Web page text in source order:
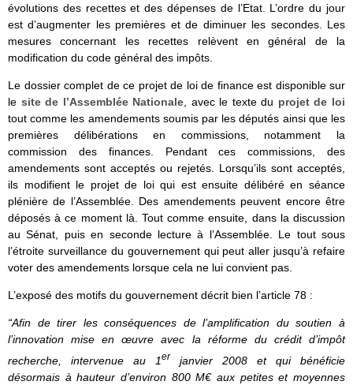
évolutions des recettes et des dépenses de l’Etat. L’ordre du jour
est d’augmenter les premières et de diminuer les secondes. Les
mesures concernant les recettes relèvent en général de la
modification du code général des impôts.
Le dossier complet de ce projet de loi de finance est disponible sur
le site de l’Assemblée Nationale , avec le texte du projet de loi
tout comme les amendements soumis par les députés ainsi que les
premières délibérations en commissions, notamment la
commission des finances. Pendant ces commissions, des
amendements sont acceptés ou rejetés. Lorsqu’ils sont acceptés,
ils modifient le projet de loi qui est ensuite délibéré en séance
plénière de l’Assemblée. Des amendements peuvent encore être
déposés à ce moment là. Tout comme ensuite, dans la discussion
au Sénat, puis en seconde lecture à l’Assemblée. Le tout sous
l’étroite surveillance du gouvernement qui peut aller jusqu’à refaire
voter des amendements lorsque cela ne lui convient pas.
L’exposé des motifs du gouvernement décrit bien l’article 78 :
“Afin de tirer les conséquences de l’amplification du soutien à
l’innovation mise en œuvre avec la réforme du crédit d’impôt
recherche, intervenue au 1er
janvier 2008 et qui bénéficie
désormais à hauteur d’environ 800 M€ aux petites et moyennes